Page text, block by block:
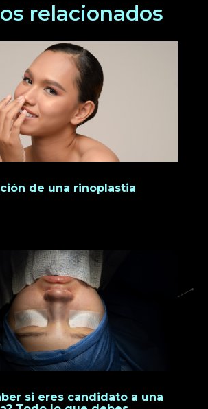
relacionados
de una rinoplastia
si eres candidato a una